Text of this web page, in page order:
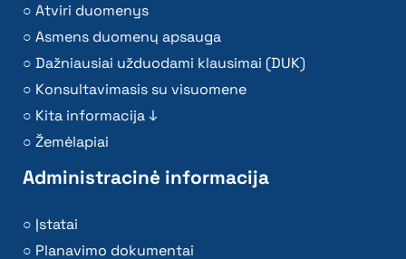
Atviri duomenys
Asmens duomenų apsauga
Dažniausiai užduodami klausimai (DUK)
Konsultavimasis su visuomene
Kita informacija ↓
Žemėlapiai
Administracinė informacija
Įstatai
Planavimo dokumentai